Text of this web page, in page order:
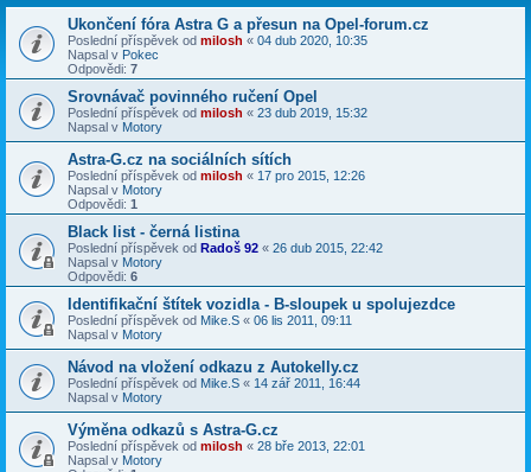
Ukončení fóra Astra G a přesun na Opel-forum.cz
Poslední příspěvek od milosh « 04 dub 2020, 10:35
Napsal v Pokec
Odpovědi: 7
Srovnávač povinného ručení Opel
Poslední příspěvek od milosh « 23 dub 2019, 15:32
Napsal v Motory
Astra-G.cz na sociálních sítích
Poslední příspěvek od milosh « 17 pro 2015, 12:26
Napsal v Motory
Odpovědi: 1
Black list - černá listina
Poslední příspěvek od Radoš 92 « 26 dub 2015, 22:42
Napsal v Motory
Odpovědi: 6
Identifikační štítek vozidla - B-sloupek u spolujezdce
Poslední příspěvek od Mike.S « 06 lis 2011, 09:11
Napsal v Motory
Návod na vložení odkazu z Autokelly.cz
Poslední příspěvek od Mike.S « 14 zář 2011, 16:44
Napsal v Motory
Výměna odkazů s Astra-G.cz
Poslední příspěvek od milosh « 28 bře 2013, 22:01
Napsal v Motory